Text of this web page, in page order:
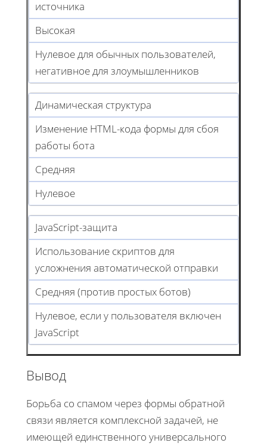
источника
Высокая
Нулевое для обычных пользователей,
негативное для злоумышленников
Динамическая структура
Изменение HTML-кода формы для сбоя
работы бота
Средняя
Нулевое
JavaScript-защита
Использование скриптов для
усложнения автоматической отправки
Средняя (против простых ботов)
Нулевое, если у пользователя включен
JavaScript
Вывод
Борьба со спамом через формы обратной
связи является комплексной задачей, не
имеющей единственного универсального